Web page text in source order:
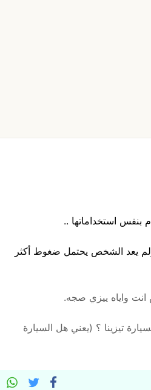
بنفس استخداماتها ..
ولم يعد الشخص يحتمل ضغوط أكثر
تيزينا ؟ (يعني هل السيارة